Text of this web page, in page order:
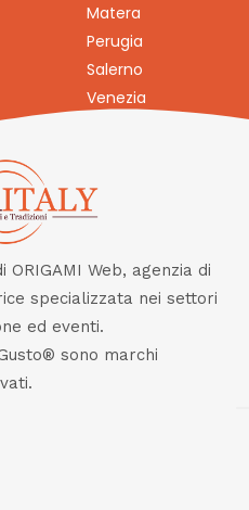
Matera
Perugia
Salerno
Venezia
ORIGAMI Web, agenzia di
specializzata nei settori
ed eventi.
sono marchi